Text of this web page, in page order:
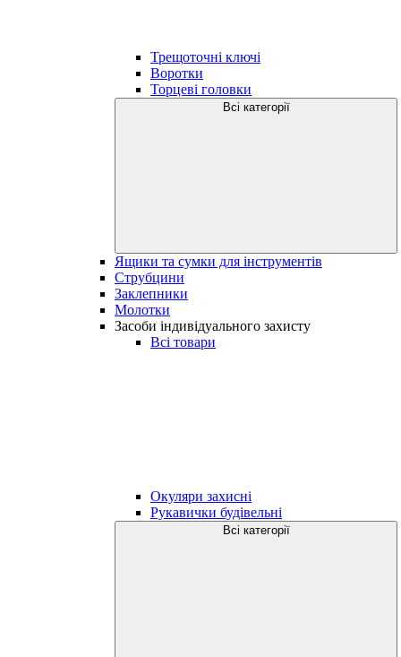
Трещоточні ключі
Воротки
Торцеві головки
Всі категорії
Ящики та сумки для інструментів
Струбцини
Заклепники
Молотки
Засоби індивідуального захисту
Всі товари
Окуляри захисні
Рукавички будівельні
Всі категорії